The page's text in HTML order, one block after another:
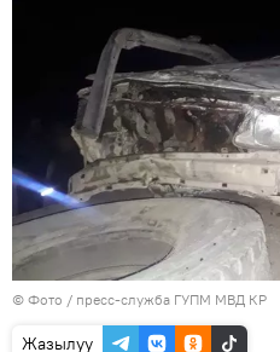
© Фото / пресс-служба ГУПМ МВД КР
Жазылуу